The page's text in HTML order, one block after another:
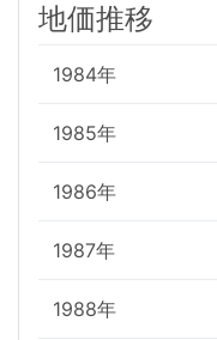
地価推移
1984年
1985年
1986年
1987年
1988年